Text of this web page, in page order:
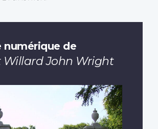
numérique de
Willard John Wright